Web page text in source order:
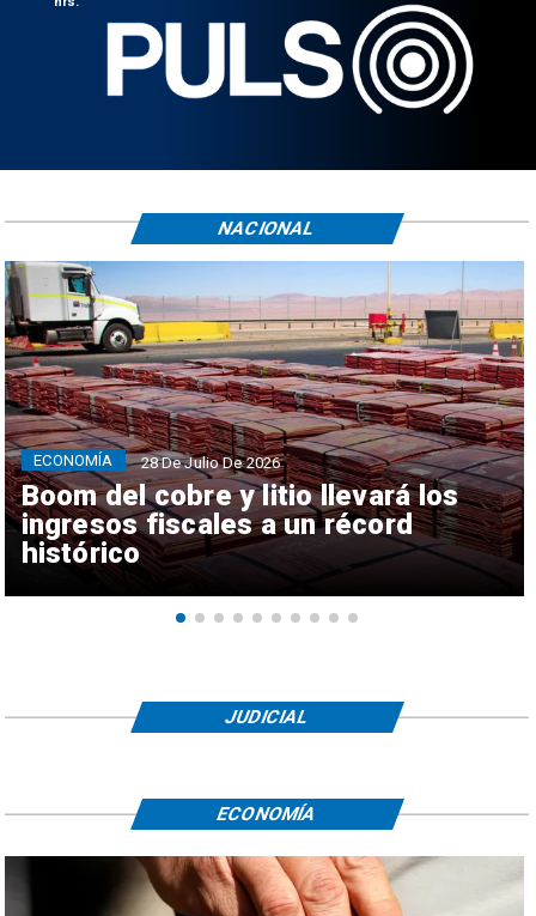
Boom del cobre y litio llevará los
ingresos fiscales a un récord
histórico
ECONOMÍA 28 De Julio De 2026
NACIONAL
JUDICIAL
ECONOMÍA